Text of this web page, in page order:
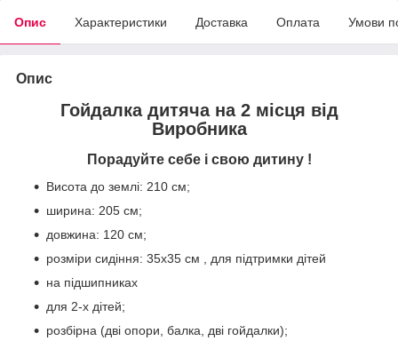
Опис Характеристики Доставка Оплата Умови
Опис
Гойдалка дитяча на 2 місця від
Виробника
Порадуйте себе і свою дитину !
Висота до землі: 210 см;
ширина: 205 см;
довжина: 120 см;
розміри сидіння: 35х35 см , для підтримки дітей
на підшипниках
для 2-х дітей;
розбірна (дві опори, балка, дві гойдалки);